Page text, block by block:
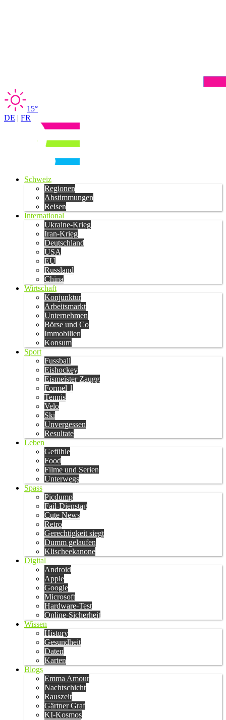
15°
DE | FR
Schweiz
Regionen
Abstimmungen
Reisen
International
Ukraine-Krieg
Iran-Krieg
Deutschland
USA
EU
Russland
China
Wirtschaft
Konjunktur
Arbeitsmarkt
Unternehmen
Börse und Co
Immobilien
Konsum
Sport
Fussball
Eishockey
Eismeister Zaugg
Formel 1
Tennis
Velo
Ski
Unvergessen
Resultate
Leben
Gefühle
Food
Filme und Serien
Unterwegs
Spass
Picdump
Fail-Dienstag
Cute News
Retro
Gerechtigkeit siegt
Dumm gelaufen
Klischeekanone
Digital
Android
Apple
Google
Microsoft
Hardware-Test
Online-Sicherheit
Wissen
History
Gesundheit
Daten
Karten
Blogs
Emma Amour
Nachtschicht
Rauszeit
Gärtner Graf
KI-Kosmos